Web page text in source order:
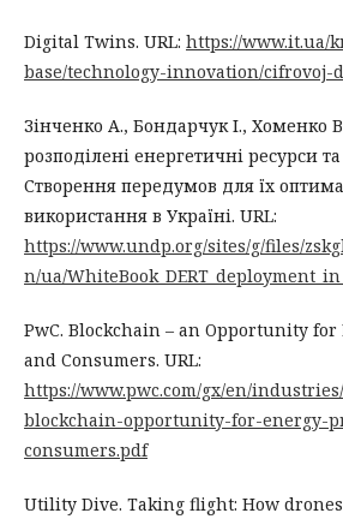
Digital Twins. URL: https://www.it.ua/
base/technology-innovation/
Зінченко А., Бондарчук І., Хоменко
розподілені енергетичні ресурси та
Створення передумов для їх
використання в Україні. URL:
https://www.undp.org/sites/g/files/
n/ua/
PwC. Blockchain – an Opportunity for
and Consumers. URL:
https://www.pwc.com/gx/en/
blockchain-opportunity-for-energy-
consumers.pdf
Utility Dive. Taking flight: How